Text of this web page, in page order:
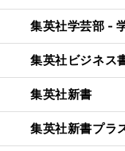
集英社学芸部 -
集英社ビジネス
集英社新書
集英社新書プラ